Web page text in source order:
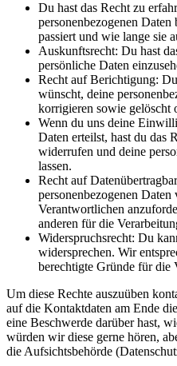
Du hast das Recht zu
personenbezogenen
passiert und wie lange sie
Auskunftsrecht: Du hast
persönliche Daten
Recht auf Berichtigung:
wünscht, deine
korrigieren sowie gelöscht
Wenn du uns deine
Daten erteilst, hast du das
widerrufen und deine
lassen.
Recht auf
personenbezogenen
Verantwortlichen
anderen für die
Widerspruchsrecht: Du
widersprechen. Wir
berechtigte Gründe für die
Um diese Rechte auszuüben
auf die Kontaktdaten am Ende
eine Beschwerde darüber hast,
würden wir diese gerne hören,
die Aufsichtsbehörde